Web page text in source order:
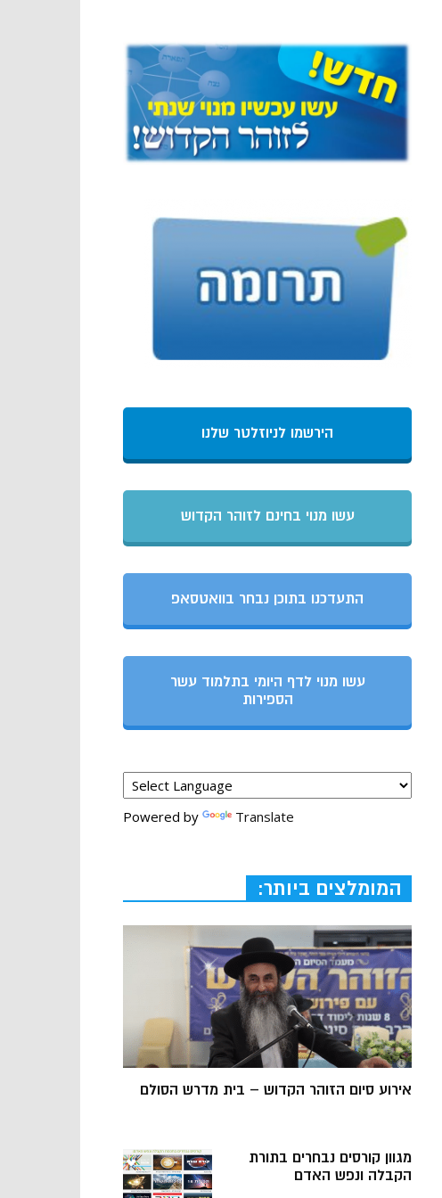
הירשמו לניוזלטר שלנו
עשו מנוי בחינם לזוהר הקדוש
התעדכנו בתוכן נבחר בוואטסאפ
עשו מנוי לדף היומי בתלמוד עשר
הספירות
Powered by Translate
המומלצים ביותר:
אירוע סיום הזוהר הקדוש – בית מדרש הסולם
מגוון קורסים נבחרים בתורת
הקבלה ונפש האדם